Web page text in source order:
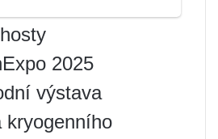
2025
výstava
kryogenního